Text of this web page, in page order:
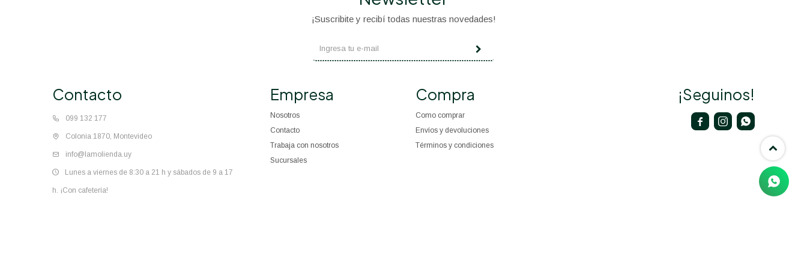
Contacto
099 132 177
Colonia 1870, Montevideo
info@lamolienda.uy
Lunes a viernes de 8:30 a 21 h y sábados de 9 a 17
h. ¡Con cafetería!
Empresa
Nosotros
Contacto
Trabaja con nosotros
Sucursales
Compra
Como comprar
Envíos y devoluciones
Términos y condiciones
¡Suscribite y recibí todas nuestras novedades!
¡Seguinos!
  